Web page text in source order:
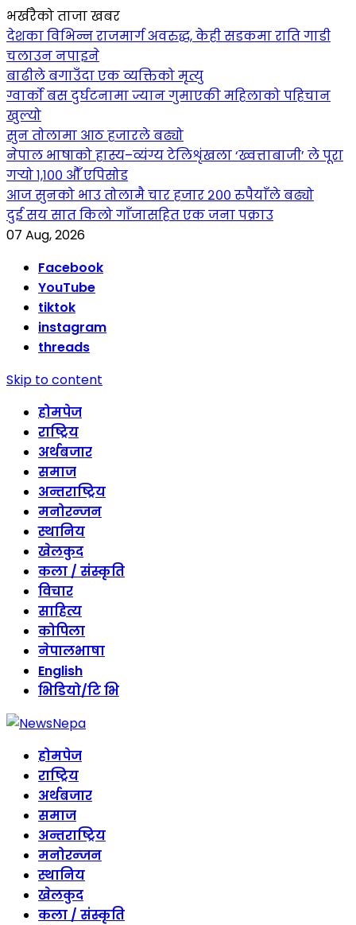
भर्खरैको ताजा खबर
देशका विभिन्न राजमार्ग अवरुद्ध, केही सडकमा राति गाडी
चलाउन नपाइने
बाढीले बगाउँदा एक व्यक्तिको मृत्यु
ग्वार्को बस दुर्घटनामा ज्यान गुमाएकी महिलाको पहिचान
खुल्यो
सुन तोलामा आठ हजारले बढ्यो
नेपाल भाषाको हास्य–व्यंग्य टेलिशृंखला ‘ख्वत्ताबाजी’ ले पूरा
गर्‍यो १,१०० औँ एपिसोड
आज सुनको भाउ तोलामै चार हजार २०० रुपैयाँले बढ्यो
दुई सय सात किलो गाँजासहित एक जना पक्राउ
07 Aug, 2026
Facebook
YouTube
tiktok
instagram
threads
Skip to content
होमपेज
राष्ट्रिय
अर्थबजार
समाज
अन्तराष्ट्रिय
मनोरन्जन
स्थानिय
खेलकुद
कला / संस्कृति
विचार
साहित्य
कोपिला
नेपालभाषा
English
भिडियो/टि भि
होमपेज
राष्ट्रिय
अर्थबजार
समाज
अन्तराष्ट्रिय
मनोरन्जन
स्थानिय
खेलकुद
कला / संस्कृति